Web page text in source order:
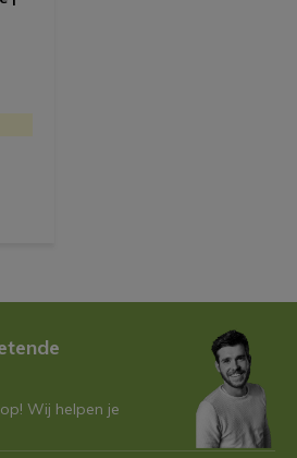
Wij helpen je